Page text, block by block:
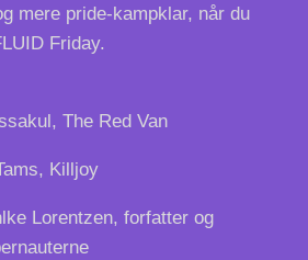
mere pride-kampklar, når du
Friday.
The Red Van
Killjoy
Lorentzen, forfatter og